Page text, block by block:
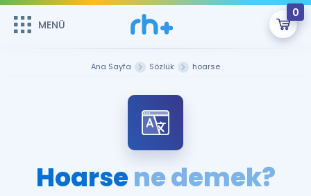
MENÜ
0
Sepetin Şu An Boş.
Remzi Hoca ile seni sınava hazırlayacak onlarca eğitim seni
bekliyor!
MENÜ
Ana Sayfa Sözlük hoarse
Hoarsene demek?